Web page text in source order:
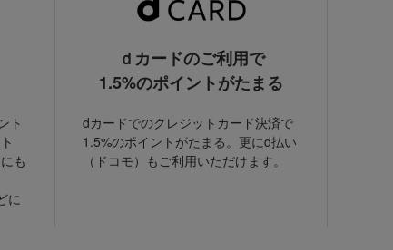
ト
も
に
ｄカードのご利用で
1.5%のポイントがたまる
dカードでのクレジットカード決済で
1.5%のポイントがたまる。更にd払い
（ドコモ）もご利用いただけます。